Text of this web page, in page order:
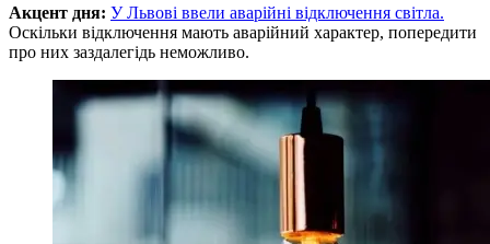
Акцент дня: У Львові ввели аварійні відключення світла.
Оскільки відключення мають аварійний характер, попередити
про них заздалегідь неможливо.